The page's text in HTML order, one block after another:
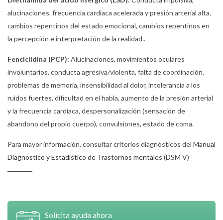
alucinaciones, frecuencia cardiaca acelerada y presión arterial alta,
cambios repentinos del estado emocional, cambios repentinos en
la percepción e interpretación de la realidad..
Fenciclidina (PCP): Alucinaciones, movimientos oculares
involuntarios, conducta agresiva/violenta, falta de coordinación,
problemas de memoria, insensibilidad al dolor, intolerancia a los
ruidos fuertes, dificultad en el habla, aumento de la presión arterial
y la frecuencia cardíaca, despersonalización (sensación de
abandono del propio cuerpo), convulsiones, estado de coma.
Para mayor información, consultar criterios diagnósticos del Manual
Diagnostico y Estadístico de Trastornos mentales (DSM V)
Solicita ayuda ahora